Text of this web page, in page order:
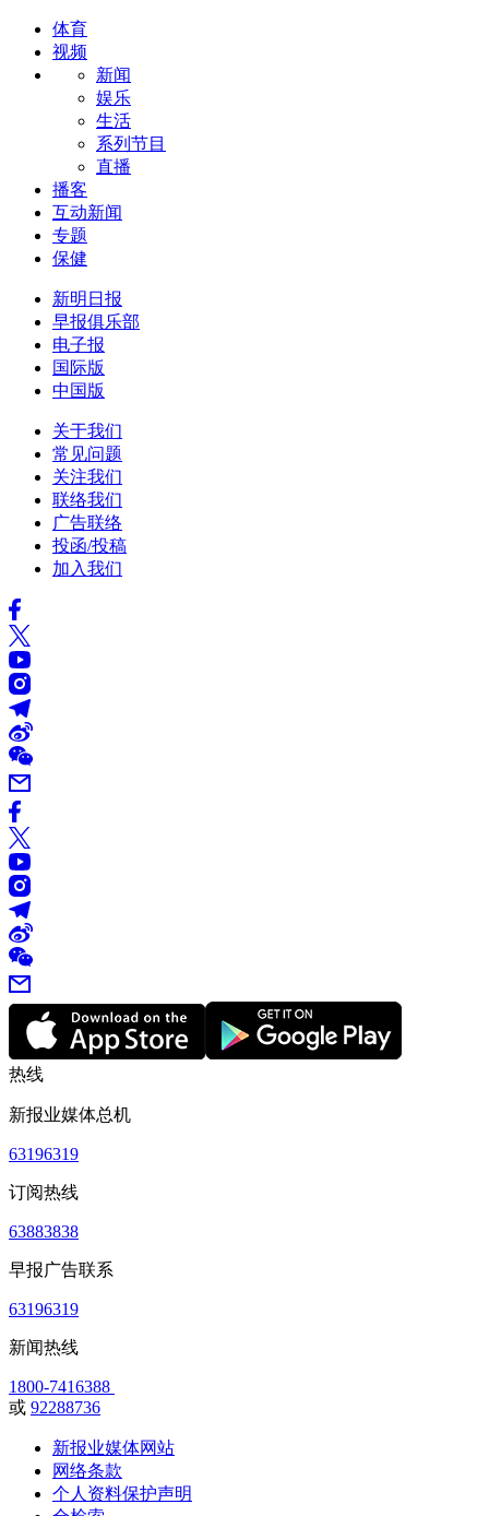
体育
视频
新闻
娱乐
生活
系列节目
直播
播客
互动新闻
专题
保健
新明日报
早报俱乐部
电子报
国际版
中国版
关于我们
常见问题
关注我们
联络我们
广告联络
投函/投稿
加入我们
热线
新报业媒体总机
63196319
订阅热线
63883838
早报广告联系
63196319
新闻热线
1800-7416388
或 92288736
新报业媒体网站
网络条款
个人资料保护声明